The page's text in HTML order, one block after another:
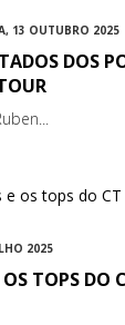
13 OUTUBRO 2025
DOS
2025
TOPS DO